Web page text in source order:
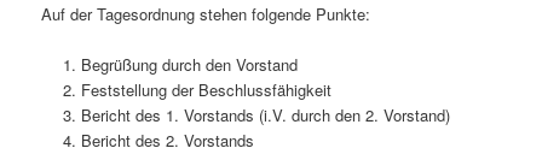
Auf der Tagesordnung stehen folgende Punkte:
Begrüßung durch den Vorstand
Feststellung der Beschlussfähigkeit
Bericht des 1. Vorstands (i.V. durch den 2. Vorstand)
Bericht des 2. Vorstands